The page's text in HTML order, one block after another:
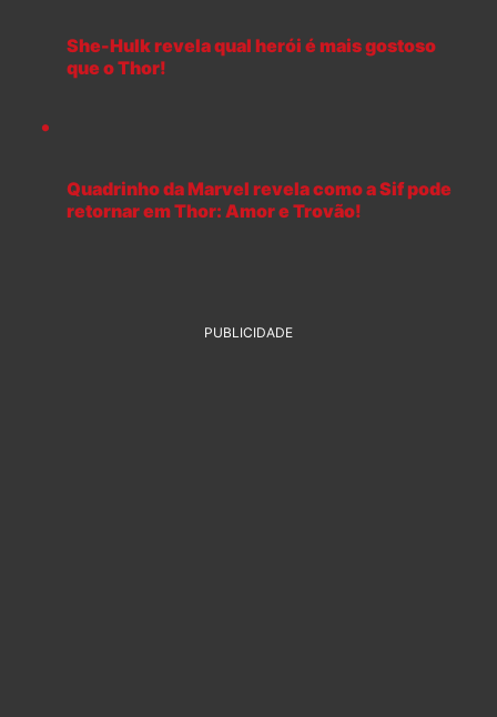
She-Hulk revela qual herói é mais gostoso
que o Thor!
Quadrinho da Marvel revela como a Sif pode
retornar em Thor: Amor e Trovão!
PUBLICIDADE